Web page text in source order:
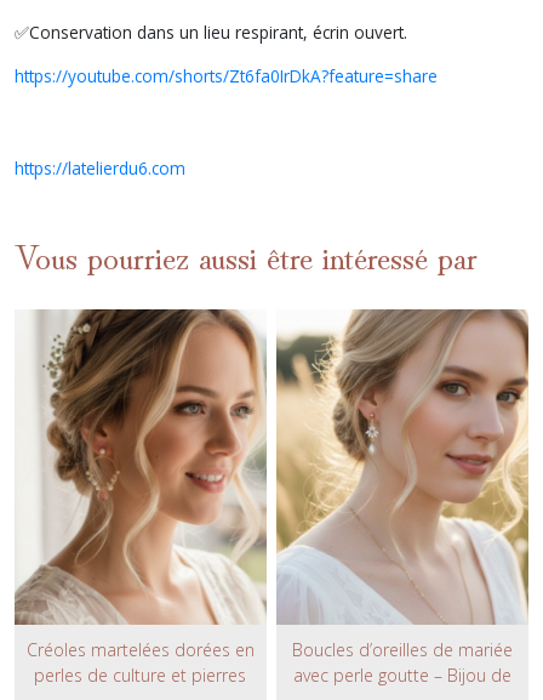
✅Conservation dans un lieu respirant, écrin ouvert.
https://youtube.com/shorts/Zt6fa0IrDkA?feature=share
https://latelierdu6.com
Vous pourriez aussi être intéressé par
Créoles martelées dorées en
perles de culture et pierres
Boucles d’oreilles de mariée
avec perle goutte – Bijou de